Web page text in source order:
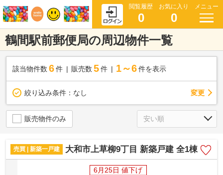
閲覧履歴
0
お気に入り
0
メニュー
鶴間駅前郵便局の周辺物件一覧
該当物件数 6件 販売数 5 件 1～6 件を表示
絞り込み条件： なし 変更
販売物件のみ
売買 | 新築一戸建 大和市上草柳9丁目 新築戸建 全1棟
6月25日 値下げ